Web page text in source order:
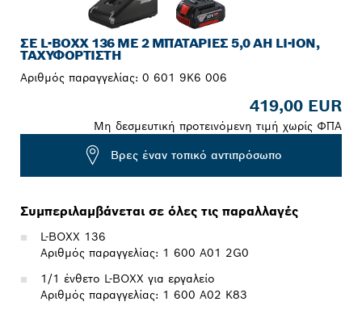
ΣΕ L-BOXX 136 ΜΕ 2 ΜΠΑΤΑΡΊΕΣ 5,0 AH LI-ION,
ΤΑΧΥΦΟΡΤΙΣΤΉ
Αριθμός παραγγελίας: 0 601 9K6 006
419,00 EUR
Μη δεσμευτική προτεινόμενη τιμή χωρίς ΦΠΑ
Βρες έναν τοπικό αντιπρόσωπο
Συμπεριλαμβάνεται σε όλες τις παραλλαγές
L-BOXX 136
Αριθμός παραγγελίας: 1 600 A01 2G0
1/1 ένθετο L-BOXX για εργαλείο
Αριθμός παραγγελίας: 1 600 A02 K83